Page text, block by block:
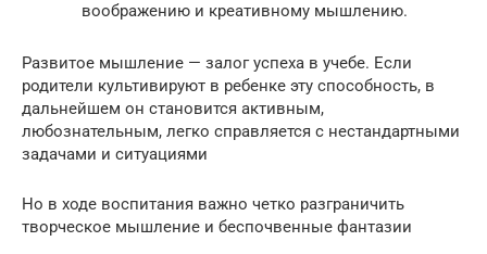
воображению и креативному мышлению.
Развитое мышление — залог успеха в учебе. Если
родители культивируют в ребенке эту способность, в
дальнейшем он становится активным,
любознательным, легко справляется с нестандартными
задачами и ситуациями
Но в ходе воспитания важно четко разграничить
творческое мышление и беспочвенные фантазии